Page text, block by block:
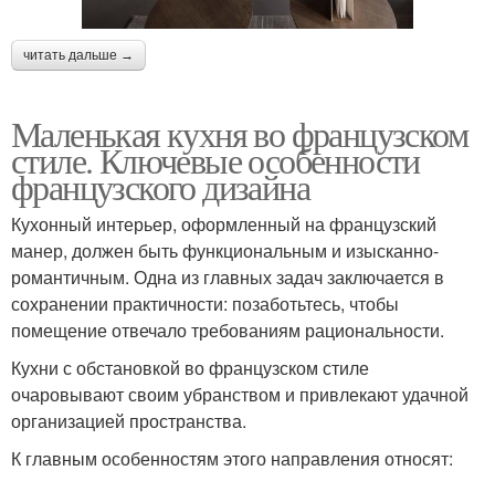
читать дальше →
Маленькая кухня во французском
стиле. Ключевые особенности
французского дизайна
Кухонный интерьер, оформленный на французский
манер, должен быть функциональным и изысканно-
романтичным. Одна из главных задач заключается в
сохранении практичности: позаботьтесь, чтобы
помещение отвечало требованиям рациональности.
Кухни с обстановкой во французском стиле
очаровывают своим убранством и привлекают удачной
организацией пространства.
К главным особенностям этого направления относят: